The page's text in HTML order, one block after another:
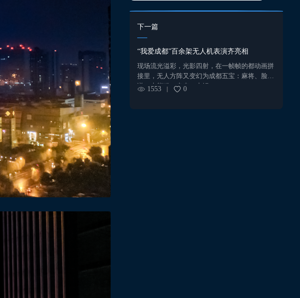
下一篇
“我爱成都”百余架无人机表演齐亮相
现场流光溢彩，光影四射，在一帧帧的都动画拼
接里，无人方阵又变幻为成都五宝：麻将、脸
谱、大熊猫、串串、火锅...
1553 0